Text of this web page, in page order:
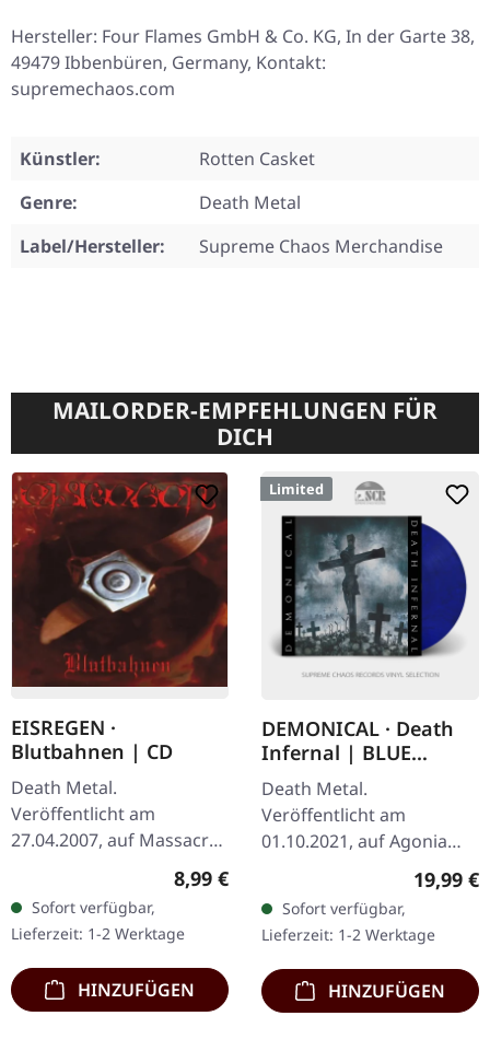
Hersteller: Four Flames GmbH & Co. KG, In der Garte 38,
49479 Ibbenbüren, Germany, Kontakt:
supremechaos.com
Künstler:
Rotten Casket
Genre:
Death Metal
Label/Hersteller:
Supreme Chaos Merchandise
MAILORDER-EMPFEHLUNGEN FÜR
DICH
EISREGEN ·
Blutbahnen | CD
Death Metal.
Veröffentlicht am
27.04.2007, auf Massacre
verpackt im Jewelcase.
"Blutbahnen" von
Eisregen ist eine intensive
Reise…
Regulärer Preis:
8,99 €
Sofort verfügbar,
Lieferzeit: 1-2 Werktage
HINZUFÜGEN
Limited
DEMONICAL · Death
Infernal | BLUE
SMOKED LP
Death Metal.
Veröffentlicht am
01.10.2021, auf Agonia
marmoriertes Vinyl im
Standard-Cover. Limitiert
auf 333
handnummerierte…
19,99 €
Sofort verfügbar,
Lieferzeit: 1-2 Werktage
HINZUFÜGEN